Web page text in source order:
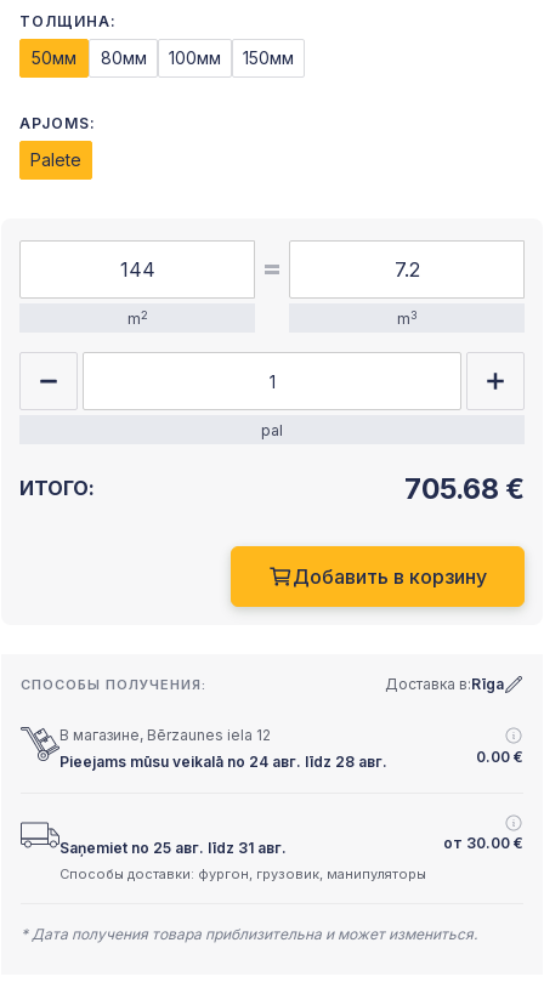
ТОЛЩИНА:
50мм 80мм 100мм 150мм
APJOMS:
Palete
m2 m3
pal
ИТОГО: 705.68 €
Добавить в корзину
СПОСОБЫ ПОЛУЧЕНИЯ: Доставка в:Rīga
В магазине, Bērzaunes iela 12
Pieejams mūsu veikalā no 24 авг. līdz 28 авг.
0.00 €
Saņemiet no 25 авг. līdz 31 авг. от 30.00 €
Способы доставки: фургон, грузовик, манипуляторы
* Дата получения товара приблизительна и может измениться.